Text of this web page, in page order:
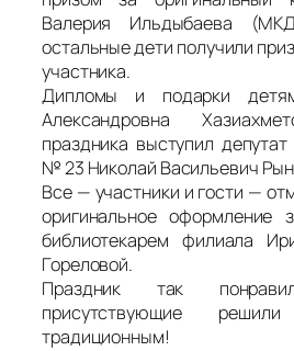
Валерия Ильдыбаева
остальные дети получили
участника.
Дипломы и подарки
Александровна
праздника выступил депутат
№ 23 Николай Васильевич
Все — участники и гости —
оригинальное оформление
библиотекарем филиала
Гореловой.
Праздник так
присутствующие
традиционным!